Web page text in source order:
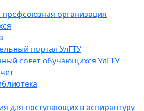
организация
портал УлГТУ
совет обучающихся УлГТУ
для поступающих в аспирантуру